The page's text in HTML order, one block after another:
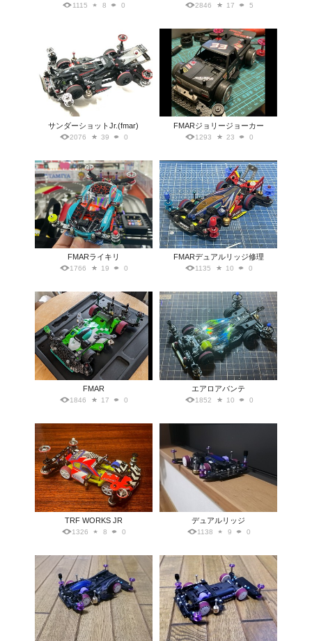
1115 8 0 2846 17 5
サンダーショットJr.(fmar)
2076 39 0
FMARジョリージョーカー
1293 23 0
FMARライキリ
1766 19 0
FMARデュアルリッジ修理
1135 10 0
FMAR
1846 17 0
エアロアバンテ
1852 10 0
TRF WORKS JR
1326 8 0
デュアルリッジ
1138 9 0